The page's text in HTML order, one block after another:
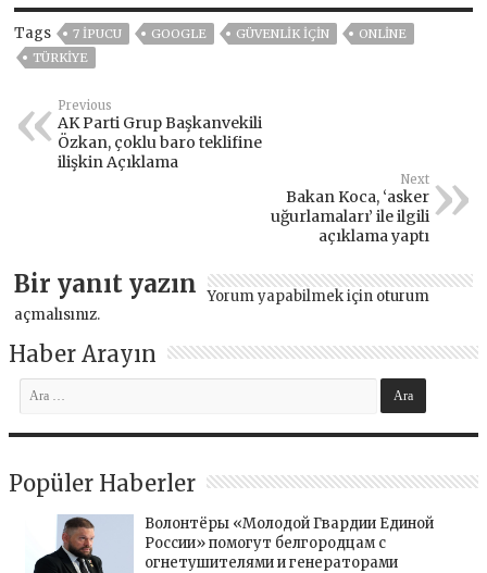
Tags 7 IPUCU GOOGLE GÜVENLIK IÇIN
ONLINE
TÜRKİYE
Previous
AK Parti Grup Başkanvekili
Özkan, çoklu baro teklifine
ilişkin Açıklama
Next
Bakan Koca, ‘asker
uğurlamaları’ ile ilgili
açıklama yaptı
Bir yanıt yazın Yorum yapabilmek için oturum
açmalısınız.
Haber Arayın
Popüler Haberler
Волонтёры «Молодой Гвардии Единой
России» помогут белгородцам с
огнетушителями и генераторами